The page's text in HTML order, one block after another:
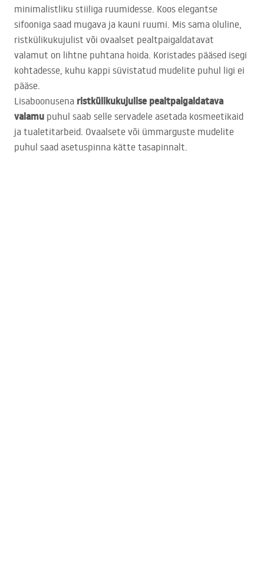
minimalistliku stiiliga ruumidesse. Koos elegantse
sifooniga saad mugava ja kauni ruumi. Mis sama oluline,
ristkülikukujulist või ovaalset pealtpaigaldatavat
valamut on lihtne puhtana hoida. Koristades pääsed isegi
kohtadesse, kuhu kappi süvistatud mudelite puhul ligi ei
pääse.
Lisaboonusena ristkülikukujulise pealtpaigaldatava
valamu puhul saab selle servadele asetada kosmeetikaid
ja tualetitarbeid. Ovaalsete või ümmarguste mudelite
puhul saad asetuspinna kätte tasapinnalt.